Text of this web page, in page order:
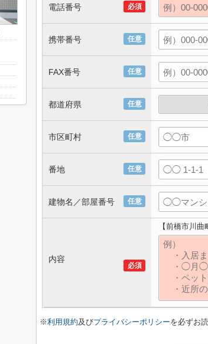
必須
電話番号
任意
携帯番号
任意
FAX番号
任意
都道府県
任意
市区町村
任意
番地
任意
建物名／部屋番号
必須
内容
【前橋市川
※利用規約及びプライバシーポリシーを必ずお